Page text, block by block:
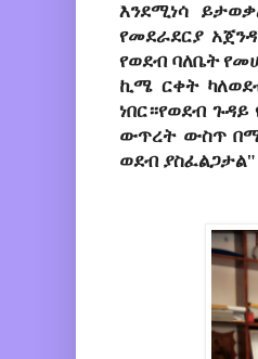
እንደሚነሳ
የመደራደርያ
የወደብ ባለቤት
ኪሜ ርቀት
ነበር።የወደብ
ውጥረት ውስጥ
ወደብ ያስፈልጋታል"